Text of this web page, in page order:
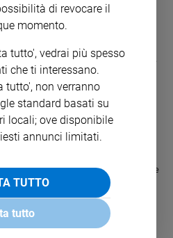
della San Paolo e del Forum delle
che, fino a ottobre, "invaderà" le
in San Pietro
cristiani. In piazza San Pietro
e suore. Padre Alex Zanotelli: "E' bene
di revocare il
momento.
tutto', vedrai più spesso
che ti interessano.
tutto', non verranno
standard basati su
locali; ove disponibile
annunci limitati.
TUTTO
tutto